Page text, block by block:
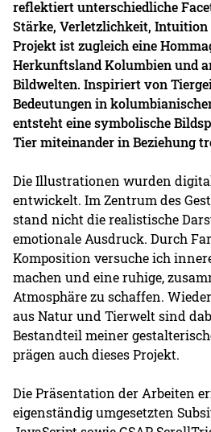
reflektiert unterschiedliche
Stärke, Verletzlichkeit, Intuition
Projekt ist zugleich eine
Herkunftsland Kolumbien und
Bildwelten. Inspiriert von
Bedeutungen in
entsteht eine symbolische
Tier miteinander in Beziehung
Die Illustrationen wurden
entwickelt. Im Zentrum des
stand nicht die realistische
emotionale Ausdruck. Durch
Komposition versuche ich
machen und eine ruhige,
Atmosphäre zu schaffen.
aus Natur und Tierwelt sind
Bestandteil meiner
prägen auch dieses Projekt.
Die Präsentation der Arbeiten
eigenständig umgesetzten